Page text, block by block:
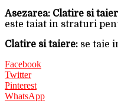
Asezarea: Clatire si
este taiat in straturi
Clatire si taiere: se taie
Facebook
Twitter
Pinterest
WhatsApp